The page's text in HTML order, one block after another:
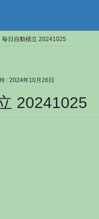
毎日自動積立 20241025
: 2024年10月26日
20241025